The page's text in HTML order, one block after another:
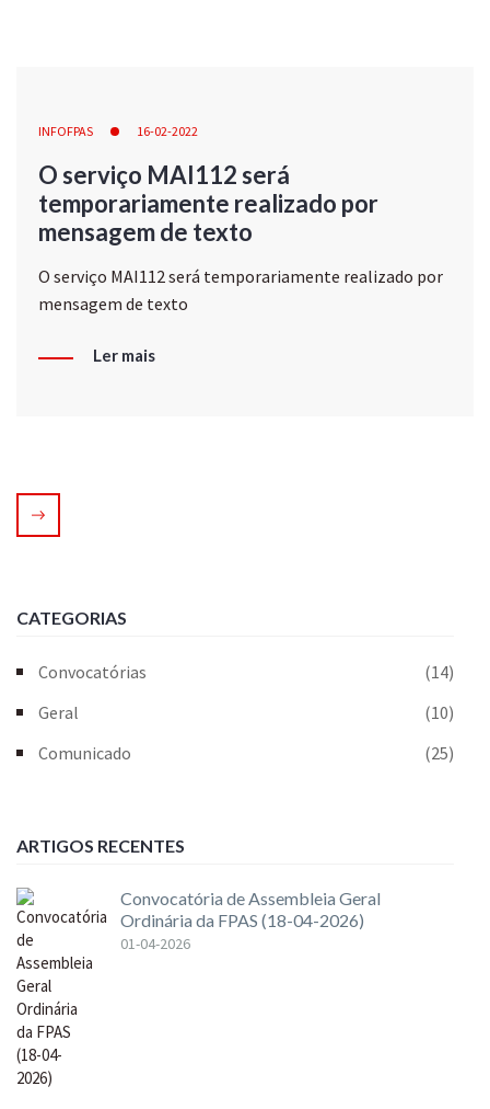
INFOFPAS 16-02-2022
O serviço MAI112 será
temporariamente realizado por
mensagem de texto
O serviço MAI112 será temporariamente realizado por
mensagem de texto
Ler mais
CATEGORIAS
Convocatórias
(14)
Geral
(10)
Comunicado
(25)
ARTIGOS RECENTES
Convocatória de Assembleia Geral
Ordinária da FPAS (18-04-2026)
01-04-2026